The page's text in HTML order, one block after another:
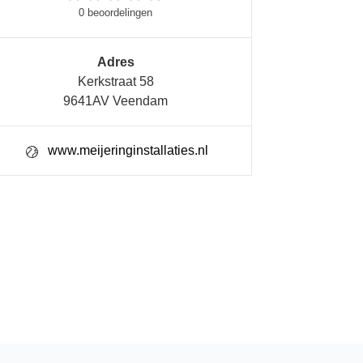
0 beoordelingen
Adres
Kerkstraat 58
9641AV Veendam
www.meijeringinstallaties.nl